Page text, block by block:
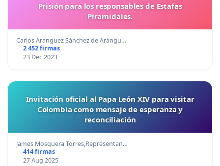
Prisión para los responsables de Estafas
Piramidales.
Carlos Aránguez Sánchez de Arángu…
2 452 firmas
23 Dec 2023
Invitación oficial al Papa León XIV para visitar
Colombia como mensaje de esperanza y
reconciliación
James Mosquera Torres,Representan…
414 firmas
27 Aug 2025